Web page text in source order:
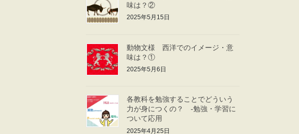
味は？②
2025年5月15日
動物文様 西洋でのイメージ・意
味は？①
2025年5月6日
各教科を勉強することでどういう
力が身につくの？ -勉強・学習に
ついて応用
2025年4月25日